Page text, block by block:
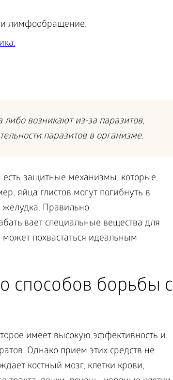
лимфообращение.
возникают из-за паразитов,
паразитов в организме.
есть защитные механизмы, которые
яйца глистов могут погибнуть в
желудка. Правильно
специальные вещества для
похвастаться идеальным
способов борьбы с
имеет высокую эффективность и
Однако прием этих средств не
костный мозг, клетки крови,